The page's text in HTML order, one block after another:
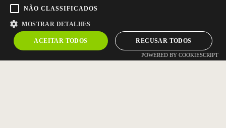
NÃO CLASSIFICADOS
MOSTRAR DETALHES
ACEITAR TODOS RECUSAR TODOS
POWERED BY COOKIESCRIPT